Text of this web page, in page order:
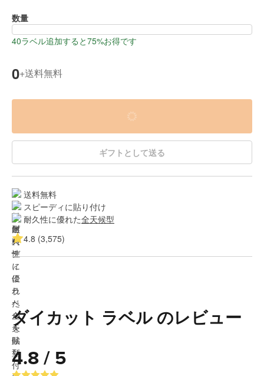
数量
40ラベル追加すると75%お得です
0+送料無料
ギフトとして送る
送料無料
スピーディに貼り付け
耐久性に優れた全天候型
4.8 (3,575)
ダイカット ラベル のレビュー
4.8 / 5